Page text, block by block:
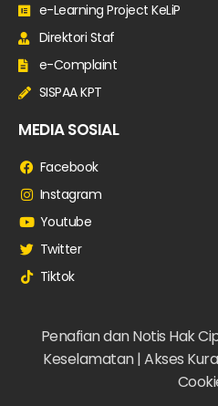
e-Learning Project KeLiP
Direktori Staf
e-Complaint
SISPAA KPT
MEDIA SOSIAL
Facebook
Instagram
Youtube
Twitter
Tiktok
Penafian dan Notis Hak
Keselamatan |Akses